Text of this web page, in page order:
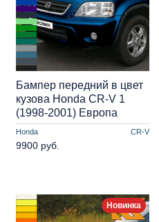
Honda CR-V
Бампер передний в цвет
кузова Honda CR-V 1
(1998-2001) Европа
9900 руб.
Новинка